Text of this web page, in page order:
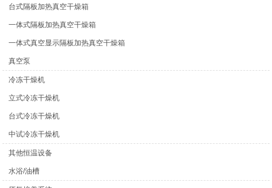
台式隔板加热真空干燥箱
一体式隔板加热真空干燥箱
一体式真空显示隔板加热真空干燥箱
真空泵
冷冻干燥机
立式冷冻干燥机
台式冷冻干燥机
中试冷冻干燥机
其他恒温设备
水浴/油槽